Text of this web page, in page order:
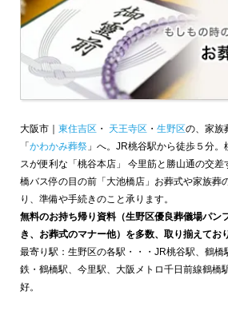
大阪市｜ 東住吉区 ・ 天王寺区 ・ 生野区の、家族
「かわかみ葬祭 」へ。JR桃谷駅から徒歩５分
スが便利な「桃谷本店」 今里筋と勝山通の交
橋バス停の目の前「大池橋店」お葬式や家族葬
り、準備や手続きのこと承ります。
無料のお持ち帰り資料（生野区優良葬儀場パン
き、お葬式のマナー他）を多数、取り揃えてお
最寄り駅：生野区の各駅・・・JR桃谷駅、鶴橋
鉄・鶴橋駅、今里駅、大阪メトロ千日前線鶴橋
好。